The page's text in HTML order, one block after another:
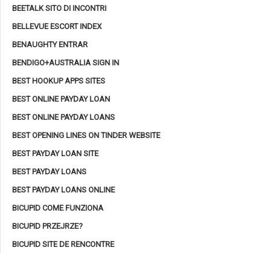
BEETALK SITO DI INCONTRI
BELLEVUE ESCORT INDEX
BENAUGHTY ENTRAR
BENDIGO+AUSTRALIA SIGN IN
BEST HOOKUP APPS SITES
BEST ONLINE PAYDAY LOAN
BEST ONLINE PAYDAY LOANS
BEST OPENING LINES ON TINDER WEBSITE
BEST PAYDAY LOAN SITE
BEST PAYDAY LOANS
BEST PAYDAY LOANS ONLINE
BICUPID COME FUNZIONA
BICUPID PRZEJRZE?
BICUPID SITE DE RENCONTRE